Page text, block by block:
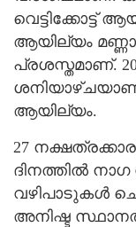
വെട്ടിക്കോട്ട്
ആയില്യം
പ്രശസ്തമാണ്.
ആയില്യം.
27
ദിനത്തിൽ
വഴിപാടുകൾ
അനിഷ്ട